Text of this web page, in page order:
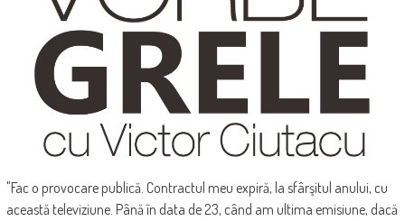
"Fac o provocare publică. Contractul meu expiră, la sfârşitul anului, cu
această televiziune. Până în data de 23, când am ultima emisiune, dacă